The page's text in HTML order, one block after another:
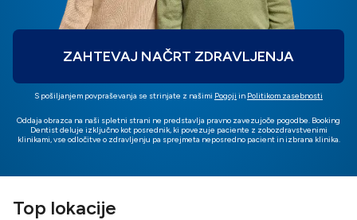
ZAHTEVAJ NAČRT ZDRAVLJENJA
S pošiljanjem povpraševanja se strinjate z našimi Pogoji in Politikom zasebnosti
Oddaja obrazca na naši spletni strani ne predstavlja pravno zavezujoče pogodbe. Booking
Dentist deluje izključno kot posrednik, ki povezuje paciente z zobozdravstvenimi
klinikami, vse odločitve o zdravljenju pa sprejmeta neposredno pacient in izbrana klinika.
Top lokacije